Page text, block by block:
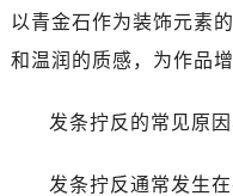
以青金石作为装饰元素
和温润的质感，为作品
发条拧反的常见原因
发条拧反通常发生